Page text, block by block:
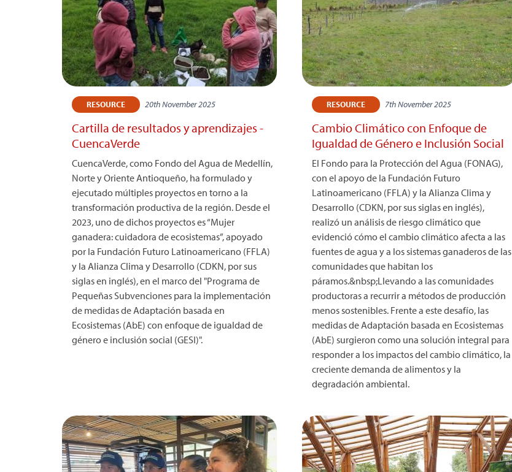
RESOURCE 20th November 2025
Cartilla de resultados y aprendizajes -
CuencaVerde
CuencaVerde, como Fondo del Agua de Medellín,
Norte y Oriente Antioqueño, ha formulado y
ejecutado múltiples proyectos en torno a la
transformación productiva de la región. Desde el
2023, uno de dichos proyectos es “Mujer
ganadera: cuidadora de ecosistemas”, apoyado
por la Fundación Futuro Latinoamericano (FFLA)
y la Alianza Clima y Desarrollo (CDKN, por sus
siglas en inglés), en el marco del "Programa de
Pequeñas Subvenciones para la implementación
de medidas de Adaptación basada en
Ecosistemas (AbE) con enfoque de igualdad de
género e inclusión social (GESI)".
RESOURCE 7th November 2025
Cambio Climático con Enfoque de
Igualdad de Género e Inclusión Social
El Fondo para la Protección del Agua (FONAG),
con el apoyo de la Fundación Futuro
Latinoamericano (FFLA) y la Alianza Clima y
Desarrollo (CDKN, por sus siglas en inglés),
realizó un análisis de riesgo climático que
evidenció cómo el cambio climático afecta a las
fuentes de agua y a los sistemas ganaderos de las
comunidades que habitan los
páramos.&nbsp;Llevando a las comunidades
productoras a recurrir a métodos de producción
menos sostenibles. Frente a este desafío, las
medidas de Adaptación basada en Ecosistemas
(AbE) surgieron como una solución integral para
responder a los impactos del cambio climático, la
creciente demanda de alimentos y la
degradación ambiental.